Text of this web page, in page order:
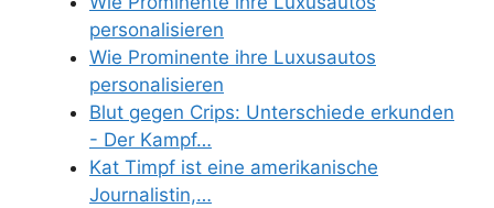
personalisieren
Wie Prominente ihre Luxusautos
personalisieren
Blut gegen Crips: Unterschiede erkunden
- Der Kampf…
Kat Timpf ist eine amerikanische
Journalistin,…